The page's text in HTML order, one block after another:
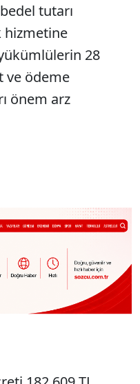
tutarı
hizmetine
28
ve ödeme
önem arz